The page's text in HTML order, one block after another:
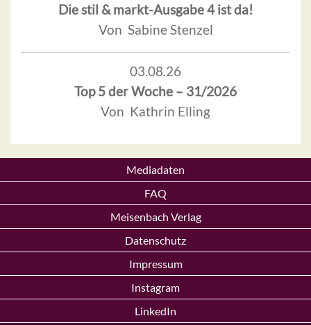
Die stil & markt-Ausgabe 4 ist da!
Von Sabine Stenzel
03.08.26
Top 5 der Woche – 31/2026
Von Kathrin Elling
Mediadaten
FAQ
Meisenbach Verlag
Datenschutz
Impressum
Instagram
LinkedIn